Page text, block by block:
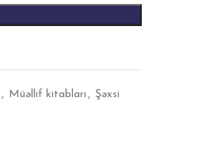
, Müəllif kitabları , Şəxsi